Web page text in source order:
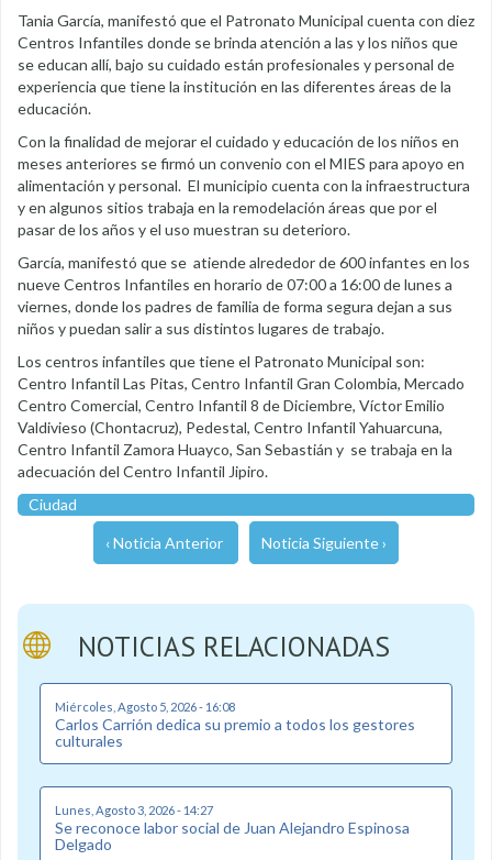
Tania García, manifestó que el Patronato Municipal cuenta con diez
Centros Infantiles donde se brinda atención a las y los niños que
se educan allí, bajo su cuidado están profesionales y personal de
experiencia que tiene la institución en las diferentes áreas de la
educación.
Con la finalidad de mejorar el cuidado y educación de los niños en
meses anteriores se firmó un convenio con el MIES para apoyo en
alimentación y personal. El municipio cuenta con la infraestructura
y en algunos sitios trabaja en la remodelación áreas que por el
pasar de los años y el uso muestran su deterioro.
García, manifestó que se atiende alrededor de 600 infantes en los
nueve Centros Infantiles en horario de 07:00 a 16:00 de lunes a
viernes, donde los padres de familia de forma segura dejan a sus
niños y puedan salir a sus distintos lugares de trabajo.
Los centros infantiles que tiene el Patronato Municipal son:
Centro Infantil Las Pitas, Centro Infantil Gran Colombia, Mercado
Centro Comercial, Centro Infantil 8 de Diciembre, Víctor Emilio
Valdivieso (Chontacruz), Pedestal, Centro Infantil Yahuarcuna,
Centro Infantil Zamora Huayco, San Sebastián y se trabaja en la
adecuación del Centro Infantil Jipiro.
Ciudad
‹ Noticia Anterior Noticia Siguiente ›
NOTICIAS RELACIONADAS
Miércoles, Agosto 5, 2026 - 16:08
Carlos Carrión dedica su premio a todos los gestores
culturales
Lunes, Agosto 3, 2026 - 14:27
Se reconoce labor social de Juan Alejandro Espinosa
Delgado